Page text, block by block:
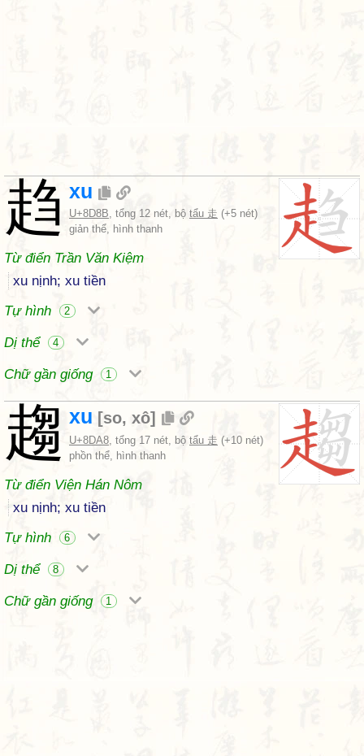
趋 xu
U+8D8B, tổng 12 nét, bộ tẩu 走 (+5 nét)
giản thể, hình thanh
Từ điển Trần Văn Kiệm
xu nịnh; xu tiền
Tự hình
2
Dị thể 4
Chữ gần giống 1
趨 xu [so, xô]
U+8DA8, tổng 17 nét, bộ tẩu 走 (+10 nét)
phồn thể, hình thanh
Từ điển Viện Hán Nôm
xu nịnh; xu tiền
Tự hình
6
Dị thể 8
Chữ gần giống 1